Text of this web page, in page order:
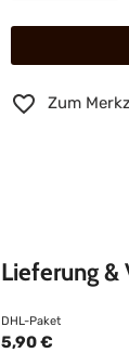
Zum
Lieferung &
DHL-Paket
5,90 €